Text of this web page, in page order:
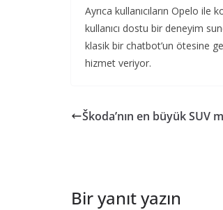
Ayrıca kullanıcıların Opelo
kullanıcı dostu bir deneyim
klasik bir chatbot’un ötesine
hizmet veriyor.
Škoda’nın en büyük SUV
Bir yanıt yazın